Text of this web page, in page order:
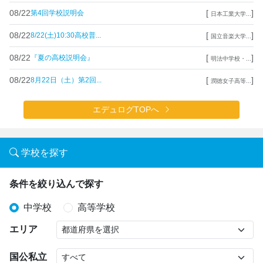
08/22第4回学校説明会 [ 日本工業大学... ]
08/228/22(土)10:30高校普... [ 国立音楽大学... ]
08/22 『夏の高校説明会』 [ 明法中学校・... ]
08/228月22日（土）第2回... [ 潤徳女子高等... ]
エデュログTOPへ
学校を探す
条件を絞り込んで探す
中学校 高等学校
エリア
国公私立